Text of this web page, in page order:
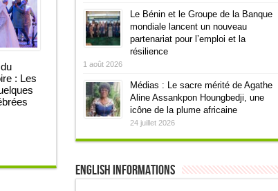
: Les
Le Bénin et le Groupe de la Banque
mondiale lancent un nouveau
partenariat pour l’emploi et la
résilience
1 août 2026
Médias : Le sacre mérité de Agathe
Aline Assankpon Houngbedji, une
icône de la plume africaine
24 juillet 2026
English informations